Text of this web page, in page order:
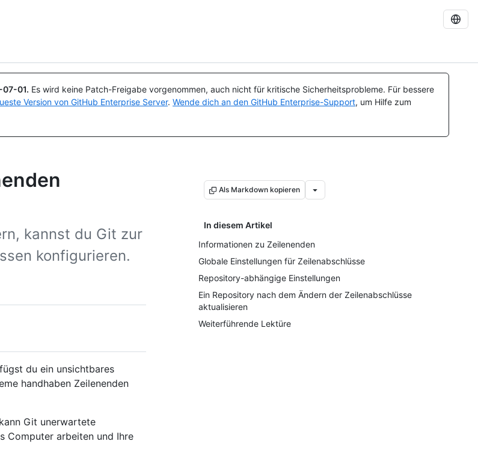
01. Es wird keine Patch-Freigabe vorgenommen, auch nicht für kritische Sicherheitsprobleme. Für bessere
Version von GitHub Enterprise Server. Wende dich an den GitHub Enterprise-Support, um Hilfe zum
kannst du Git zur
konfigurieren.
Als Markdown kopieren
In diesem Artikel
Informationen zu Zeilenenden
Globale Einstellungen für Zeilenabschlüsse
Repository-abhängige Einstellungen
Ein Repository nach dem Ändern der Zeilenabschlüsse
aktualisieren
Weiterführende Lektüre
du ein unsichtbares
handhaben Zeilenenden
Git unerwartete
Computer arbeiten und Ihre